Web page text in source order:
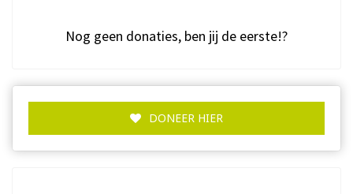
Nog geen donaties, ben jij de eerste!?
DONEER HIER